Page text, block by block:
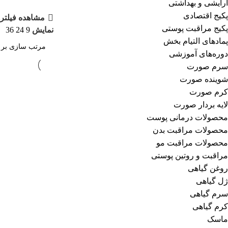
آرایشی و بهداشتی
پکیج اقتصادی
پکیج مراقبت پوستی
پمادهای التیام بخش
دوره‌های آموزشی
سرم صورت
شوینده صورت
کرم صورت
لایه بردار صورت
محصولات درمانی پوست
محصولات مراقبت بدن
محصولات مراقبت مو
مراقبت و روتین پوستی
روغن گیاهی
ژل گیاهی
سرم گیاهی
کرم گیاهی
ماسک
مشاهده
نمایش9
24
36